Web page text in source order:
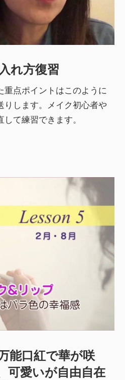
れ方復習
重点ポイントはこのように
りします。メイク初心者や
て練習できます。
能口紅で華が咲
可愛いが自由自在